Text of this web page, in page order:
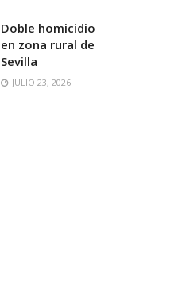
Doble homicidio
en zona rural de
Sevilla
JULIO 23, 2026